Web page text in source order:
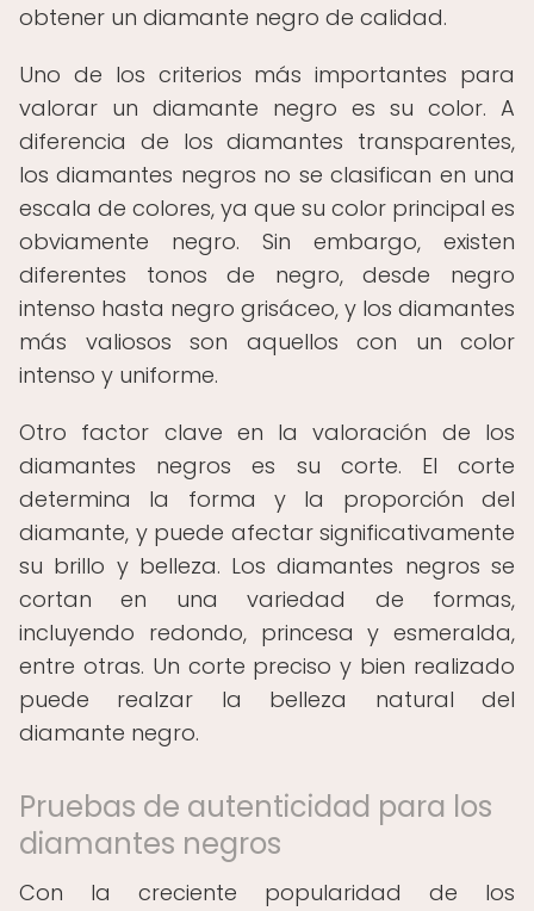
obtener un diamante negro de calidad.
Uno de los criterios más importantes para
valorar un diamante negro es su color. A
diferencia de los diamantes transparentes,
los diamantes negros no se clasifican en una
escala de colores, ya que su color principal es
obviamente negro. Sin embargo, existen
diferentes tonos de negro, desde negro
intenso hasta negro grisáceo, y los diamantes
más valiosos son aquellos con un color
intenso y uniforme.
Otro factor clave en la valoración de los
diamantes negros es su corte. El corte
determina la forma y la proporción del
diamante, y puede afectar significativamente
su brillo y belleza. Los diamantes negros se
cortan en una variedad de formas,
incluyendo redondo, princesa y esmeralda,
entre otras. Un corte preciso y bien realizado
puede realzar la belleza natural del
diamante negro.
Pruebas de autenticidad para los
diamantes negros
Con la creciente popularidad de los